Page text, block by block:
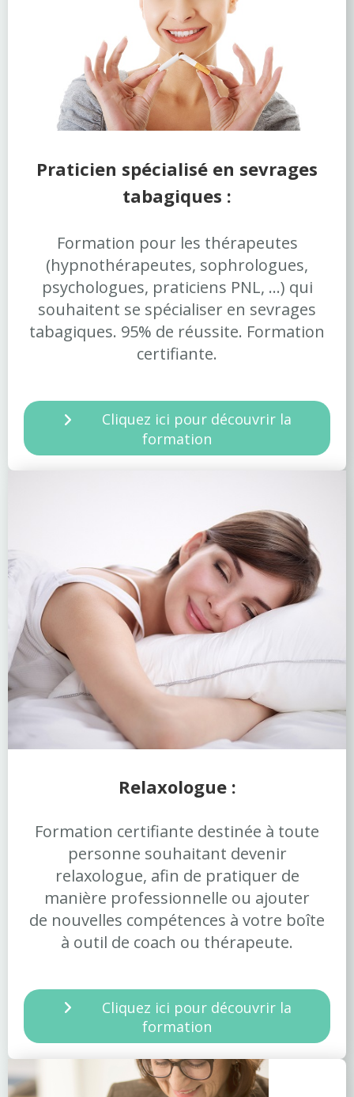
Praticien spécialisé en sevrages
tabagiques :
Formation pour les thérapeutes
(hypnothérapeutes, sophrologues,
psychologues, praticiens PNL, ...) qui
souhaitent se spécialiser en sevrages
tabagiques. 95% de réussite. Formation
certifiante.
Cliquez ici pour découvrir la
formation
Relaxologue :
Formation certifiante destinée à toute
personne souhaitant devenir
relaxologue, afin de pratiquer de
manière professionnelle ou ajouter
de nouvelles compétences à votre boîte
à outil de coach ou thérapeute.
Cliquez ici pour découvrir la
formation